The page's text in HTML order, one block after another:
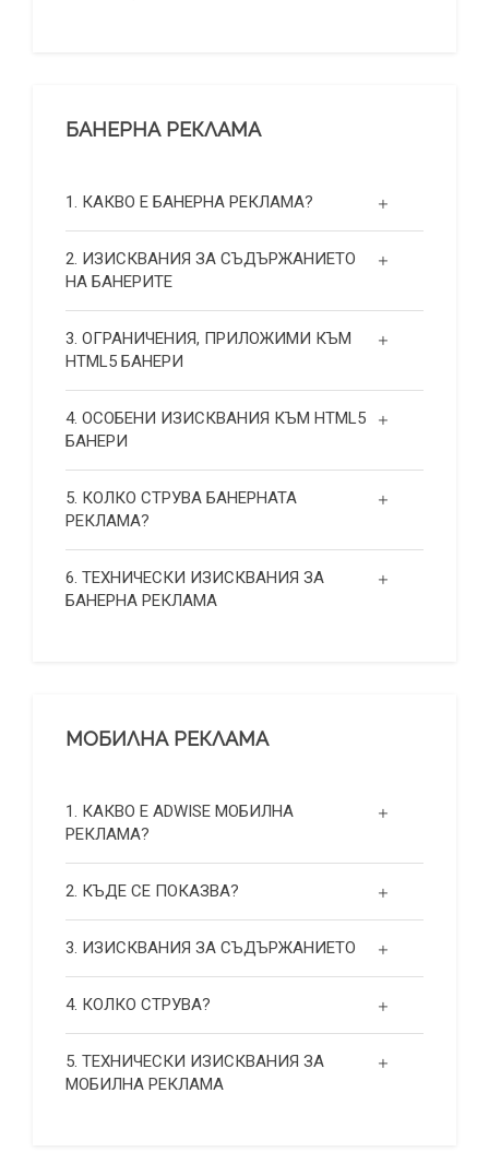
БАНЕРНА РЕКЛАМА
1. КАКВО Е БАНЕРНА РЕКЛАМА?
2. ИЗИСКВАНИЯ ЗА СЪДЪРЖАНИЕТО
НА БАНЕРИТЕ
3. ОГРАНИЧЕНИЯ, ПРИЛОЖИМИ КЪМ
HTML5 БАНЕРИ
4. ОСОБЕНИ ИЗИСКВАНИЯ КЪМ HTML5
БАНЕРИ
5. КОЛКО СТРУВА БАНЕРНАТА
РЕКЛАМА?
6. ТЕХНИЧЕСКИ ИЗИСКВАНИЯ ЗА
БАНЕРНА РЕКЛАМА
МОБИЛНА РЕКЛАМА
1. КАКВО Е ADWISE МОБИЛНА
РЕКЛАМА?
2. КЪДЕ СЕ ПОКАЗВА?
3. ИЗИСКВАНИЯ ЗА СЪДЪРЖАНИЕТО
4. КОЛКО СТРУВА?
5. ТЕХНИЧЕСКИ ИЗИСКВАНИЯ ЗА
МОБИЛНА РЕКЛАМА